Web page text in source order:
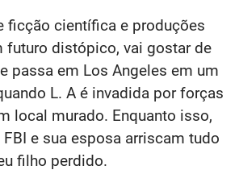
ficção científica e produções
futuro distópico, vai gostar de
passa em Los Angeles em um
L. A é invadida por forças
local murado. Enquanto isso,
e sua esposa arriscam tudo
filho perdido.